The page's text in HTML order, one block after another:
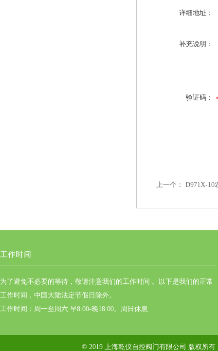
详细地址：
补充说明：
验证码：
上一个： D971X-10
工作时间
为了避免不必要的等待，敬请注意我们的工作时间 。以下是我们的正常
工作时间，中国大陆法定节假日除外。
工作时间：周一至周六 早8:00-晚18:00。周日休息
© 2019 上海乾仪自控阀门有限公司 版权所有